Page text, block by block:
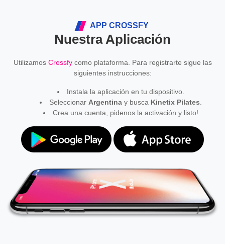
APP CROSSFY
Nuestra Aplicación
Utilizamos Crossfycomo plataforma. Para registrarte sigue las
siguientes instrucciones:
Instala la aplicación en tu dispositivo.
Seleccionar Argentinay busca Kinetix Pilates
Crea una cuenta, pidenos la activación y listo!